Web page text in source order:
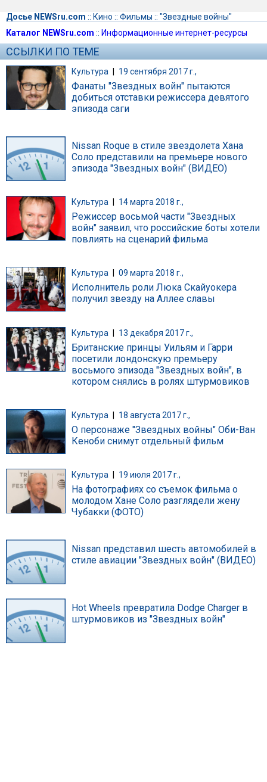
Досье NEWSru.com :: Кино :: Фильмы :: "Звездные войны"
Каталог NEWSru.com :: Информационные интернет-ресурсы
ССЫЛКИ ПО ТЕМЕ
Культура | 19 сентября 2017 г.,
Фанаты "Звездных войн" пытаются
добиться отставки режиссера девятого
эпизода саги
Nissan Roque в стиле звездолета Хана
Соло представили на премьере нового
эпизода "Звездных войн" (ВИДЕО)
Культура 14 марта 2018 г.,
Режиссер восьмой части "Звездных
войн" заявил, что российские боты хотели
повлиять на сценарий фильма
Культура 09 марта 2018 г.,
Исполнитель роли Люка Скайуокера
получил звезду на Аллее славы
Культура | 13 декабря 2017 г.,
Британские принцы Уильям и Гарри
посетили лондонскую премьеру
восьмого эпизода "Звездных войн", в
котором снялись в ролях штурмовиков
Культура 18 августа 2017 г.,
О персонаже "Звездных войны" Оби-Ван
Кеноби снимут отдельный фильм
Культура 19 июля 2017 г.,
На фотографиях со съемок фильма о
молодом Хане Соло разглядели жену
Чубакки (ФОТО)
Nissan представил шесть автомобилей в
стиле авиации "Звездных войн" (ВИДЕО)
Hot Wheels превратила Dodge Charger в
штурмовиков из "Звездных войн"